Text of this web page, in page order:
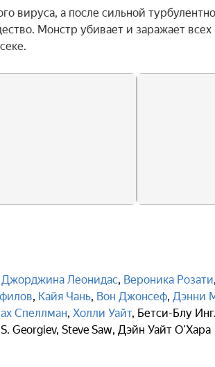
вируса, а после сильной
Монстр убивает и заражает
Джорджина Леонидас, Вероника Розати,
, Кайя Чань, Вон Джонсеф, Дэнни
Спеллман, Холли Уайт, Бетси-Блу
Georgiev, Steve Saw, Дэйн Уайт О’Хара